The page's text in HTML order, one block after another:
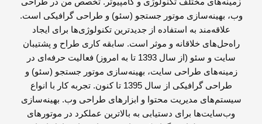
وب، بهینه‌سازی موتور جستجو (سئو) و طراحی گرافیکی است.
علاقه‌مند به استفاده از جدیدترین تکنولوژی‌ها برای ایجاد
راه‌حل‌های خلاقانه و موثر است. سابقه کاری طراح و پشتیبان
سایت و سئو (از سال 1393 تا به امروز) فعالیت حرفه‌ای در
زمینه‌های طراحی سایت، بهینه‌سازی موتور جستجو (سئو) و
طراحی گرافیکی از سال 1395 تا کنون. تجربه کار با انواع
سیستم‌های مدیریت محتوا و ابزارهای طراحی وب. بهینه‌سازی
وب‌سایت‌ها برای دستیابی به بالاترین عملکرد در موتورهای